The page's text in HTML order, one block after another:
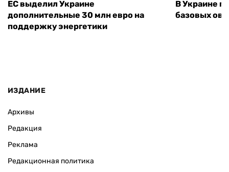
ЕС выделил Украине
дополнительные 30 млн евро на
поддержку энергетики
В Украине
базовых
ИЗДАНИЕ
Архивы
Редакция
Реклама
Редакционная политика